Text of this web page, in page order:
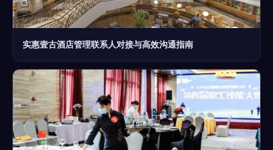
实惠壹古酒店管理联系人对接与高效沟通指南